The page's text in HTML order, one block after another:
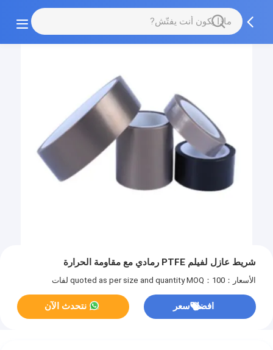
شريط عازل لفيلم PTFE رمادي مع مقاومة الحرارة
الأسعار：quoted as per size and quantity MOQ：100 لفات
افضل سعر نتحدث الآن